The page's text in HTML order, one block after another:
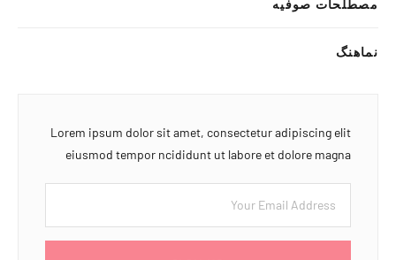
مصطلحات صوفیه
نماهنگ
Lorem ipsum dolor sit amet, consectetur adipiscing elit
eiusmod tempor ncididunt ut labore et dolore magna